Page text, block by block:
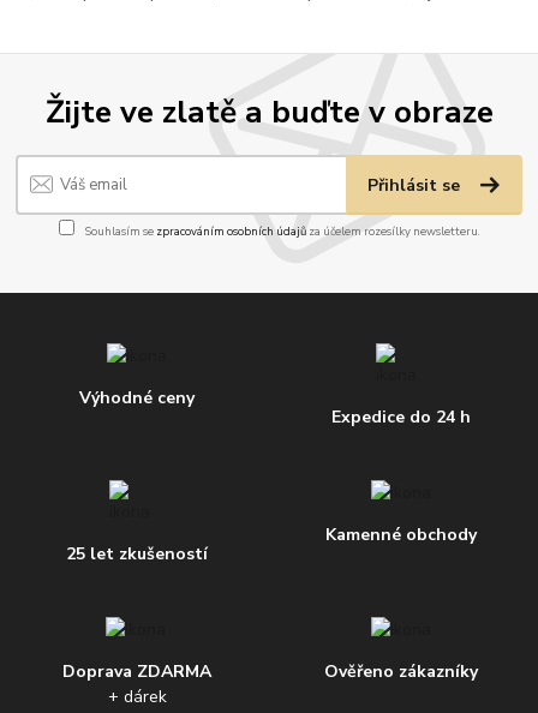
Žijte ve zlatě a buďte v obraze
Přihlásit se
Souhlasím se zpracováním osobních údajůza účelem rozesílky newsletteru.
Výhodné ceny
Expedice do 24 h
25 let zkušeností
Kamenné obchody
Doprava ZDARMA
+ dárek
Ověřeno zákazníky